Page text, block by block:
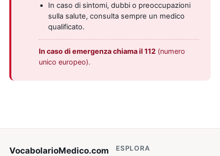
In caso di sintomi, dubbi o preoccupazioni
sulla salute, consulta sempre un medico
qualificato.
In caso di emergenza chiama il 112 (numero
unico europeo).
VocabolarioMedico.com ESPLORA